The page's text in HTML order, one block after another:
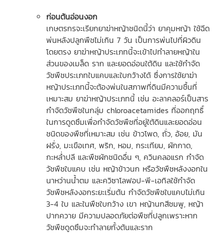
ก่อนต้นอ่อนงอก
เกษตรกรจะเรียกยาฆ่าหญ้าชนิดนี้ว่า ยาคุมหญ้า ใช้ฉีด
พ่นหลังปลูกพืชไม่เกิน 7 วัน เป็นการพ่นไปที่ผิวดิน
โดยตรง ยาฆ่าหญ้าประเภทนี้จะเข้าไปทำลายหญ้าใน
ส่วนของเมล็ด ราก และยอดอ่อนใต้ดิน และใช้กำจัด
วัชพืชประเภทใบแคบและใบกว้างได้ ซึ่งการใช้ยาฆ่า
หญ้าประเภทนี้จะต้องพ่นในสภาพที่ดินมีความชื้นที่
เหมาะสม ยาฆ่าหญ้าประเภทนี้ เช่น อะลาคลอร์เป็นสาร
กำจัดวัชพืชในกลุ่ม chloroacetamides ที่ออกฤทธิ์
ในการดูดซึมเพื่อกำจัดวัชพืชที่อยู่ใต้ดินและยอดอ่อน
ชนิดของพืชที่เหมาะสม เช่น ข้าวโพด, ถั่ว, อ้อย, มัน
ฝรั่ง, มะเขือเทศ, พริก, หอม, กระเทียม, ผักกาด,
กะหล่ำปลี และพืชผักชนิดอื่น ๆ, ควินคลอแรก กำจัด
วัชพืชใบแคบ เช่น หญ้าข้าวนก หรือวัชพืชหลังงอกใน
นาหว่านน้ำตม และควิซาโลฟอป-พี-เอทิลใช้กำจัด
วัชพืชหลังงอกระยะเริ่มต้น กำจัดวัชพืชใบแคบไม่เกิน
3-4 ใบ และในพืชใบกว้าง เขา หญ้านกสีชมพู, หญ้า
ปากควาย มีความปลอดภัยต่อพืชที่ปลูกเพราะหาก
วัชพืชดูดซึมจะทำลายทั้งต้นและราก